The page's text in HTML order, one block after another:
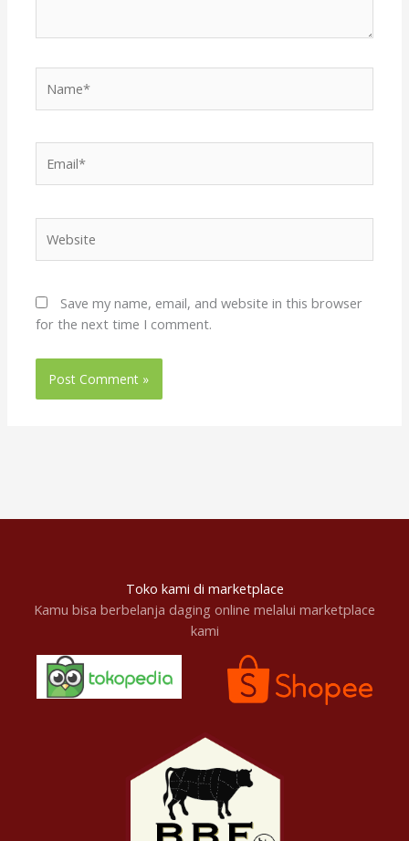
Save my name, email, and website in this browser
for the next time I comment.
Toko kami di marketplace
Kamu bisa berbelanja daging online melalui marketplace
kami